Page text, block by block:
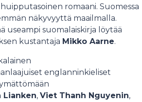
romaani. Suomessa
näkyvyyttä maailmalla.
useampi suomalaiskirja löytää
kustantaja Mikko Aarne.
englanninkieliset
Lianken, Viet Thanh Nguyenin,